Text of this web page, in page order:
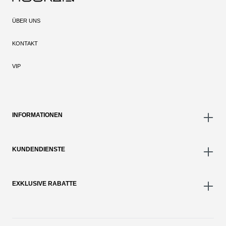
ÜBER UNS
KONTAKT
VIP
INFORMATIONEN
KUNDENDIENSTE
EXKLUSIVE RABATTE